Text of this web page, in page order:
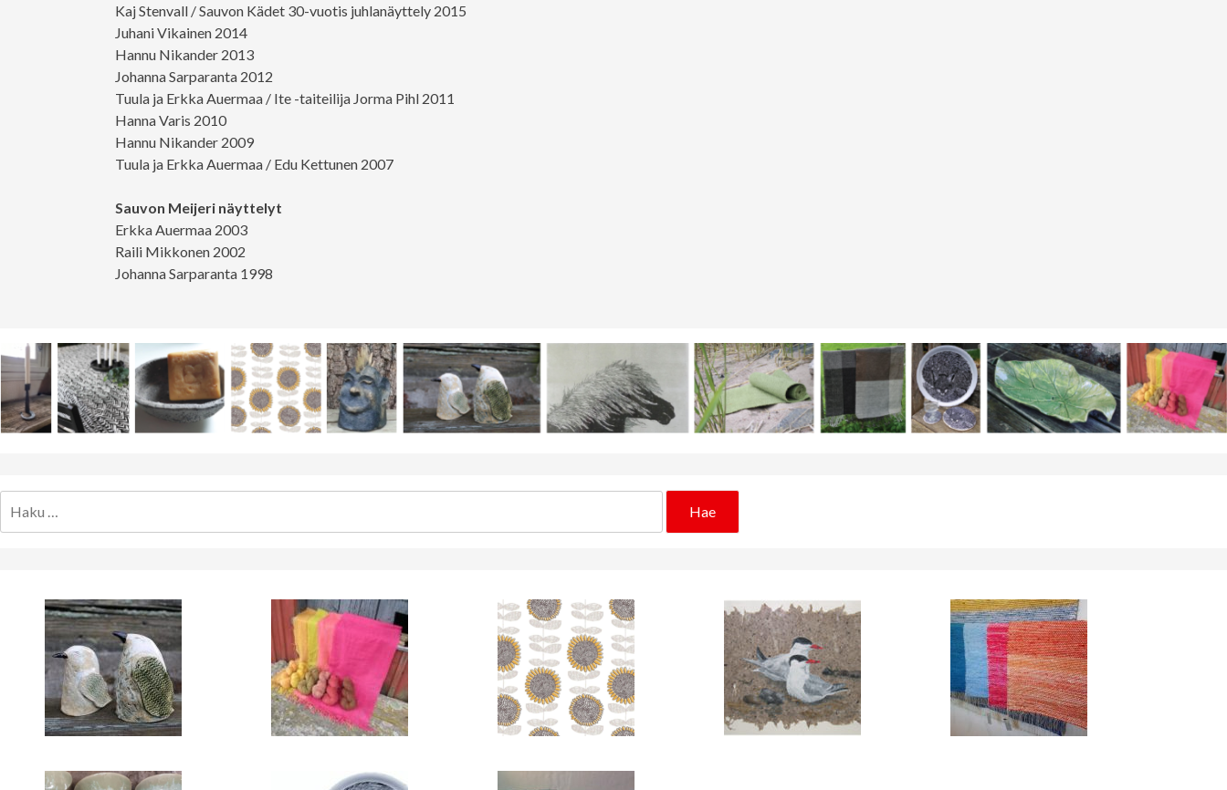
Kaj Stenvall / Sauvon Kädet 30-vuotis juhlanäyttely 2015
Juhani Vikainen 2014
Hannu Nikander 2013
Johanna Sarparanta 2012
Tuula ja Erkka Auermaa / Ite -taiteilija Jorma Pihl 2011
Hanna Varis 2010
Hannu Nikander 2009
Tuula ja Erkka Auermaa / Edu Kettunen 2007
Sauvon Meijeri näyttelyt
Erkka Auermaa 2003
Raili Mikkonen 2002
Johanna Sarparanta 1998